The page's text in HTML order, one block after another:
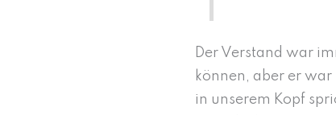
Der Verstand war
können, aber er
in unserem Kopf